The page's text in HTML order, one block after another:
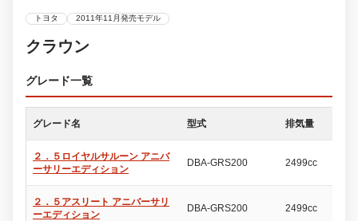
トヨタ 2011年11月発売モデル
クラウン
グレード一覧
グレード名 型式 排気量
２．５ロイヤルサルーン アニバ
ーサリーエディション
DBA-GRS200 2499cc
２．５アスリート アニバーサリ
ーエディション
DBA-GRS200 2499cc